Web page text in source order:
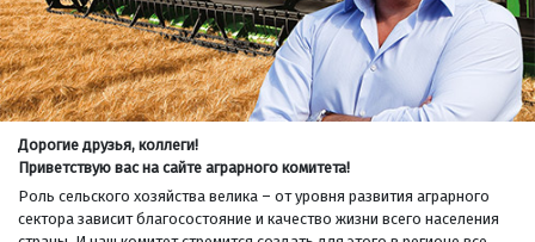
Дорогие друзья, коллеги!
Приветствую вас на сайте аграрного комитета!
Роль сельского хозяйства велика – от уровня развития аграрного
сектора зависит благосостояние и качество жизни всего населения